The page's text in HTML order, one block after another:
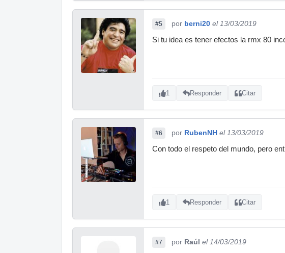
#5 por berni20 el 13/03/2019
Si tu idea es tener efectos la rmx 80
1 Responder Citar
#6 por RubenNH el 13/03/2019
Con todo el respeto del mundo, pero
1 Responder Citar
#7 por Raúl el 14/03/2019